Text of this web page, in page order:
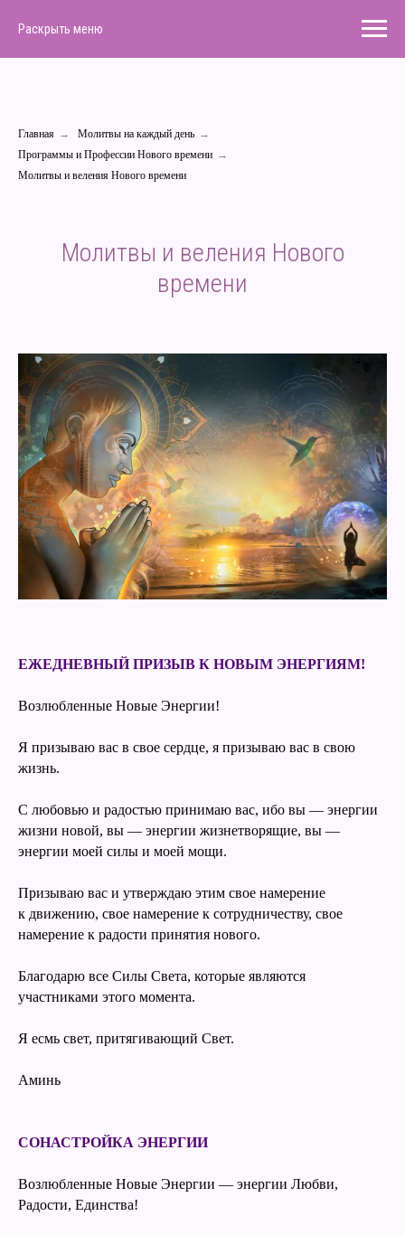
Раскрыть меню
Главная → Молитвы на каждый день →
Программы и Профессии Нового времени →
Молитвы и веления Нового времени
Молитвы и веления Нового
времени
ЕЖЕДНЕВНЫЙ ПРИЗЫВ К НОВЫМ ЭНЕРГИЯМ!
Возлюбленные Новые Энергии!
Я призываю вас в свое сердце, я призываю вас в свою
жизнь.
С любовью и радостью принимаю вас, ибо вы — энергии
жизни новой, вы — энергии жизнетворящие, вы —
энергии моей силы и моей мощи.
Призываю вас и утверждаю этим свое намерение
к движению, свое намерение к сотрудничеству, свое
намерение к радости принятия нового.
Благодарю все Силы Света, которые являются
участниками этого момента.
Я есмь свет, притягивающий Свет.
Аминь
СОНАСТРОЙКА ЭНЕРГИИ
Возлюбленные Новые Энергии — энергии Любви,
Радости, Единства!